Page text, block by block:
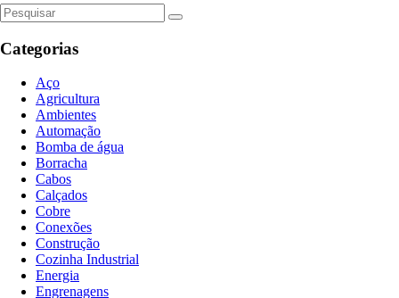
Categorias
Aço
Agricultura
Ambientes
Automação
Bomba de água
Borracha
Cabos
Calçados
Cobre
Conexões
Construção
Cozinha Industrial
Energia
Engrenagens